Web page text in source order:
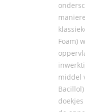
Foam)
middel